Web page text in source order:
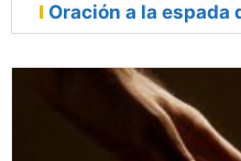
Oración a la espada